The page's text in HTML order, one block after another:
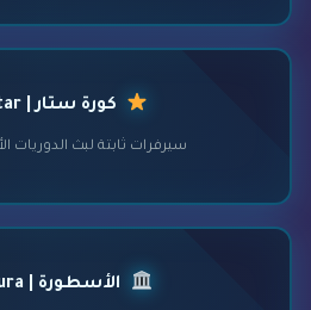
كورة ستار | Kora Star
سيرفرات ثابتة لبث الدوريات
الأسطورة | Al Ostoura